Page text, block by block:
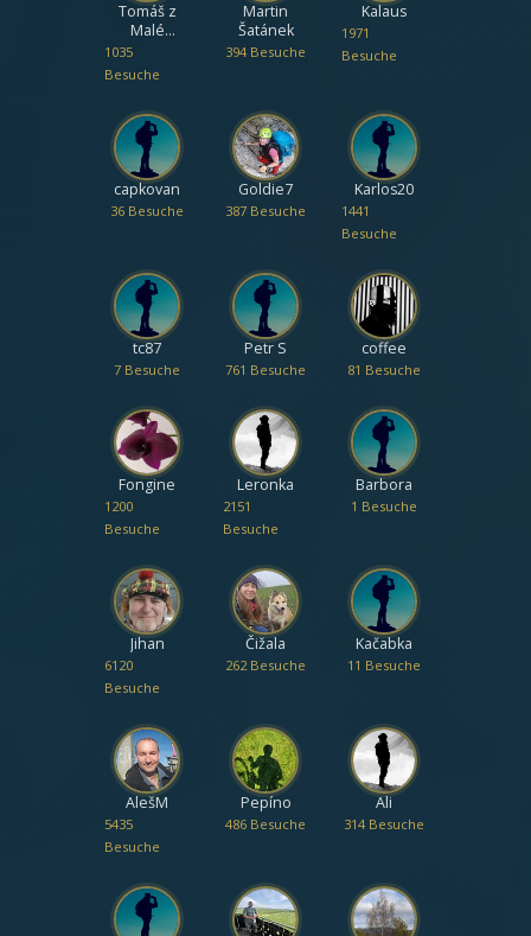
Tomáš z
Malé
Paseky
1035
Besuche
Martin
Šatánek
394 Besuche
Kalaus
1971
Besuche
capkovan
36 Besuche
Goldie7
387 Besuche
Karlos20
1441
Besuche
tc87
7 Besuche
Petr S
761 Besuche
coffee
81 Besuche
Fongine
1200
Besuche
Leronka
2151
Besuche
Barbora
1 Besuche
Jihan
6120
Besuche
Čižala
262 Besuche
Kačabka
11 Besuche
AlešM
5435
Besuche
Pepíno
486 Besuche
Ali
314 Besuche